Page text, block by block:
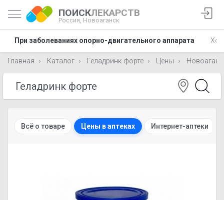
ПОИСКЛЕКАРСТВ
Россия, Новоаганск
При заболеваниях опорно-двигательного аппарата
Главная Каталог Геладринк форте Цены
Всё о товаре Цены в аптеках Интернет-аптеки